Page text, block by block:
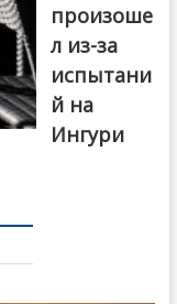
произоше
л из-за
испытани
й на
Ингури